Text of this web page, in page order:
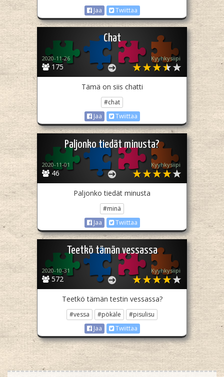
Jaa Twiittaa
Chat
175
2020-11-26 Kyyhkysiipi
Tämä on siis chatti
#chat
Jaa
Twiittaa
Paljonko tiedät minusta?
46
2020-11-01 Kyyhkysiipi
Paljonko tiedät minusta
#minä
Jaa
Twiittaa
Teetkö tämän vessassa
572
2020-10-31 Kyyhkysiipi
Teetkö tämän testin vessassa?
#vessa #pökäle
#pisulisu
Jaa
Twiittaa